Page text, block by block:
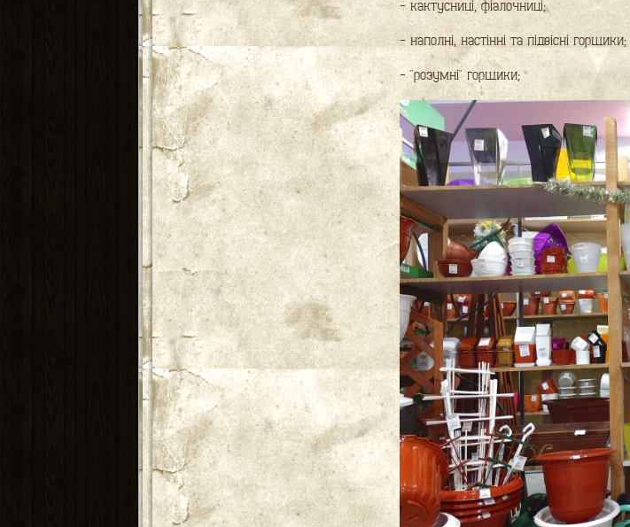
- кактусниці, фіалочниці;
- наполні, настінні та підвісні горщики;
- "розумні" горщики;